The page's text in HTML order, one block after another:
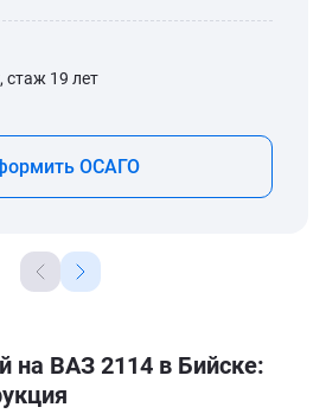
стаж 19 лет
ОСАГО
на ВАЗ 2114 в Бийске: